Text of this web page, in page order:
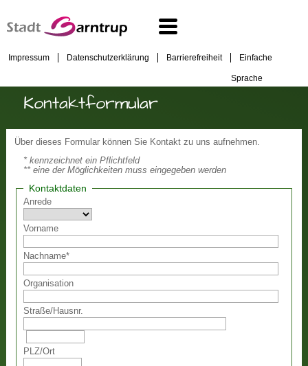
Impressum Datenschutzerklärung Barrierefreiheit Einfache
Sprache
Kontaktformular
Über dieses Formular können Sie Kontakt zu uns aufnehmen.
* kennzeichnet ein Pflichtfeld
** eine der Möglichkeiten muss eingegeben werden
Kontaktdaten
Anrede
Vorname
Nachname*
Organisation
Straße/Hausnr.
PLZ/Ort